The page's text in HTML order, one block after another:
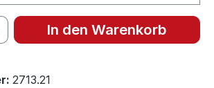
Gib den gewünschten
In den Warenkorb
2713.21